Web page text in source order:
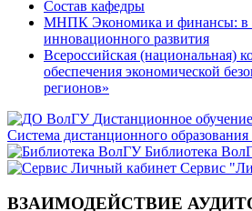
Состав кафедры
МНПК Экономика и финансы: в
инновационного развития
Всероссийская (национальная)
обеспечения экономической
регионов»
Дистанционное обучение
Система дистанционного
Библиотека
Сервис
ВЗАИМОДЕЙСТВИЕ